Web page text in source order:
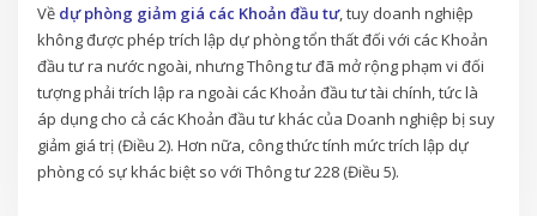
Về dự phòng giảm giá các Khoản đầu tư, tuy doanh nghiệp
không được phép trích lập dự phòng tổn thất đối với các Khoản
đầu tư ra nước ngoài, nhưng Thông tư đã mở rộng phạm vi đối
tượng phải trích lập ra ngoài các Khoản đầu tư tài chính, tức là
áp dụng cho cả các Khoản đầu tư khác của Doanh nghiệp bị suy
giảm giá trị (Điều 2). Hơn nữa, công thức tính mức trích lập dự
phòng có sự khác biệt so với Thông tư 228 (Điều 5).